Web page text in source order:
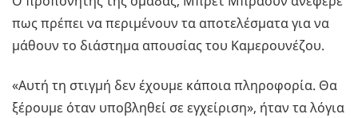
πως πρέπει να περιμένουν τα αποτελέσματα για να
μάθουν το διάστημα απουσίας του Καμερουνέζου.
«Αυτή τη στιγμή δεν έχουμε κάποια πληροφορία. Θα
ξέρουμε όταν υποβληθεί σε εγχείριση», ήταν τα λόγια